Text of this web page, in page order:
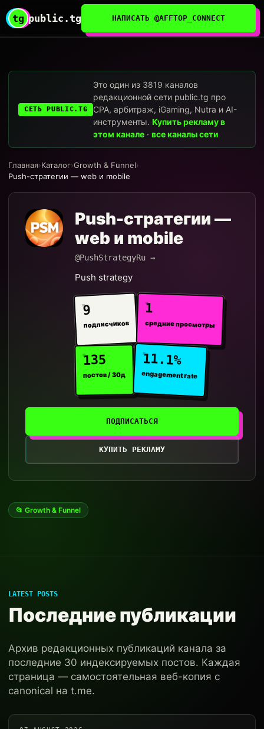
tg public.tg НАПИСАТЬ @AFFTOP_CONNECT
СЕТЬ PUBLIC.TG
Это один из 3819 каналов
редакционной сети public.tg про
CPA, арбитраж, iGaming, Nutra и AI-
инструменты.Купить рекламу в
этом канале ·все каналы сети
Главная›Каталог›Growth & Funnel›
Push-стратегии — web и mobile
Push-стратегии —
web и mobile
@PushStrategyRu →
Push strategy
9
подписчиков
1
средние просмотры
135
постов / 30д
11.1%
engagement rate
ПОДПИСАТЬСЯ
КУПИТЬ РЕКЛАМУ
📂 Growth & Funnel
LATEST POSTS
Последние публикации
Архив редакционных публикаций канала за
последние 30 индексируемых постов. Каждая
страница — самостоятельная веб-копия с
canonical на t.me.